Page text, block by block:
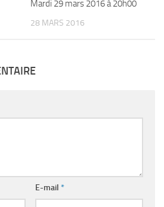
Mardi 29 mars 2016 à 20h00
28 MARS 2016
E-mail *